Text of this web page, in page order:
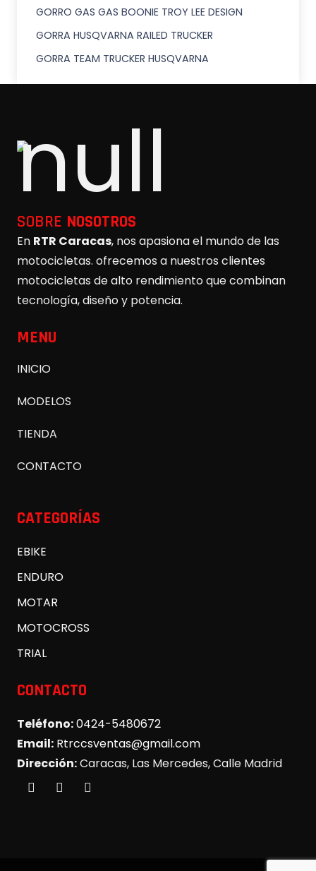
GORRO GAS GAS BOONIE TROY LEE DESIGN
GORRA HUSQVARNA RAILED TRUCKER
GORRA TEAM TRUCKER HUSQVARNA
SOBRE NOSOTROS
En RTR Caracas, nos apasiona el mundo de las
motocicletas. ofrecemos a nuestros clientes
motocicletas de alto rendimiento que combinan
tecnología, diseño y potencia.
MENU
INICIO
MODELOS
TIENDA
CONTACTO
CATEGORÍAS
EBIKE
ENDURO
MOTAR
MOTOCROSS
TRIAL
CONTACTO
Teléfono:0424-5480672
Email: Rtrccsventas@gmail.com
Dirección:Caracas, Las Mercedes, Calle Madrid